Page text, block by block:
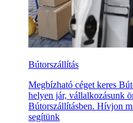
Bútorszállítás
Megbízható céget keres
helyen jár, vállalkozásunk
Bútorszállításben. Hívjon
segítünk